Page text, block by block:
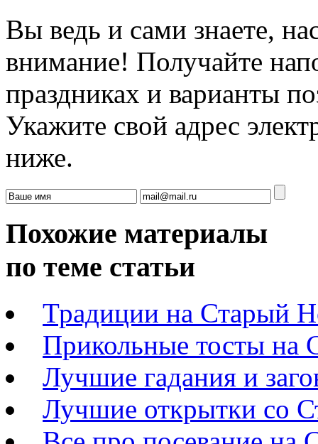
Вы ведь и сами знаете,
внимание! Получайте
праздниках и варианты
Укажите свой адрес
ниже.
Похожие материалы
по теме статьи
Традиции на Старый
Прикольные тосты на
Лучшие гадания и
Лучшие открытки со